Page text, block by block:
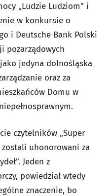
„Ludzie Ludziom” i
w konkursie o
i Deutsche Bank Polski
pozarządowych
jedyna dolnośląska
oraz za
Domu w
czytelników „Super
zostali uhonorowani za
Jeden z
powiedział wtedy
znaczenie, bo